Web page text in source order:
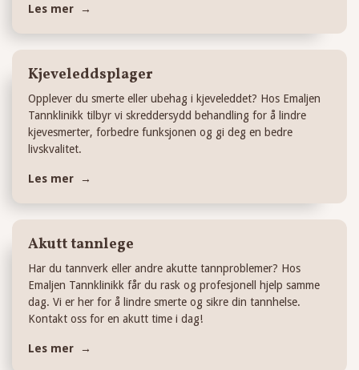
Les mer →
Kjeveleddsplager
Opplever du smerte eller ubehag i kjeveleddet? Hos Emaljen
Tannklinikk tilbyr vi skreddersydd behandling for å lindre
kjevesmerter, forbedre funksjonen og gi deg en bedre
livskvalitet.
Les mer →
Akutt tannlege
Har du tannverk eller andre akutte tannproblemer? Hos
Emaljen Tannklinikk får du rask og profesjonell hjelp samme
dag. Vi er her for å lindre smerte og sikre din tannhelse.
Kontakt oss for en akutt time i dag!
Les mer →